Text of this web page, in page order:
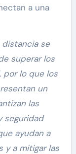
a una
distancia se
superar los
por lo que los
un
las
seguridad
ayudan a
y a mitigar las